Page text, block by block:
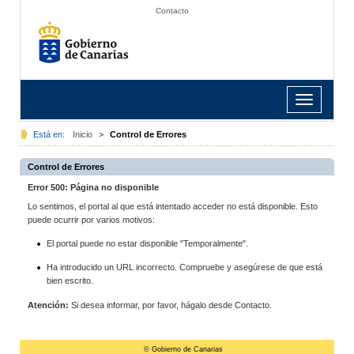
Contacto
Toggle
navigation
Está en: Inicio > Control de Errores
Control de Errores
Error 500: Página no disponible
Lo sentimos, el portal al que está intentado acceder no está disponible. Esto
puede ocurrir por varios motivos:
El portal puede no estar disponible "Temporalmente".
Ha introducido un URL incorrecto. Compruebe y asegúrese de que está
bien escrito.
Atención: Si desea informar, por favor, hágalo desde Contacto.
© Gobierno de Canarias